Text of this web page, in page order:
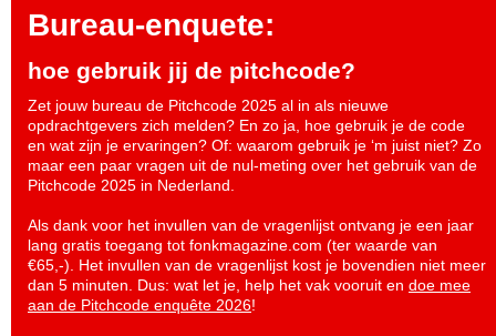
Bureau-enquete:
hoe gebruik jij de pitchcode?
Zet jouw bureau de Pitchcode 2025 al in als nieuwe
opdrachtgevers zich melden? En zo ja, hoe gebruik je de code
en wat zijn je ervaringen? Of: waarom gebruik je ‘m juist niet? Zo
maar een paar vragen uit de nul-meting over het gebruik van de
Pitchcode 2025 in Nederland.
Als dank voor het invullen van de vragenlijst ontvang je een jaar
lang gratis toegang tot fonkmagazine.com (ter waarde van
€65,-). Het invullen van de vragenlijst kost je bovendien niet meer
dan 5 minuten. Dus: wat let je, help het vak vooruit en doe mee
aan de Pitchcode enquête 2026!